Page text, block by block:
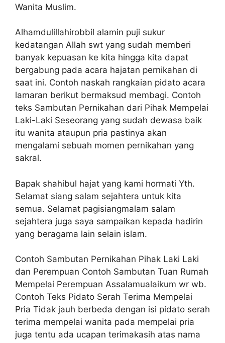
Wanita Muslim.
Alhamdulillahirobbil alamin puji sukur
kedatangan Allah swt yang sudah memberi
banyak kepuasan ke kita hingga kita dapat
bergabung pada acara hajatan pernikahan di
saat ini. Contoh naskah rangkaian pidato acara
lamaran berikut bermaksud membagi. Contoh
teks Sambutan Pernikahan dari Pihak Mempelai
Laki-Laki Seseorang yang sudah dewasa baik
itu wanita ataupun pria pastinya akan
mengalami sebuah momen pernikahan yang
sakral.
Bapak shahibul hajat yang kami hormati Yth.
Selamat siang salam sejahtera untuk kita
semua. Selamat pagisiangmalam salam
sejahtera juga saya sampaikan kepada hadirin
yang beragama lain selain islam.
Contoh Sambutan Pernikahan Pihak Laki Laki
dan Perempuan Contoh Sambutan Tuan Rumah
Mempelai Perempuan Assalamualaikum wr wb.
Contoh Teks Pidato Serah Terima Mempelai
Pria Tidak jauh berbeda dengan isi pidato serah
terima mempelai wanita pada mempelai pria
juga tentu ada ucapan terimakasih atas nama